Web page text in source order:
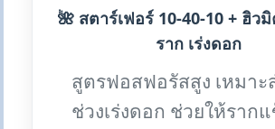
🌺 สตาร์เฟอร์ 10-40-10 + ฮิวมิ
ราก เร่งดอก
สูตรฟอสฟอรัสสูง เหมาะ
ช่วงเร่งดอก ช่วยให้ราก